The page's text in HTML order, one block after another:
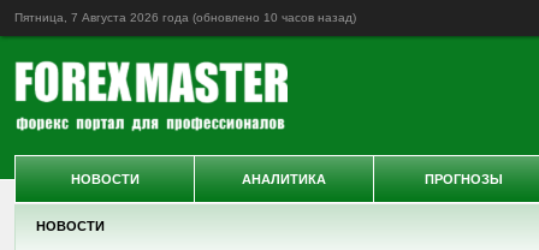
Пятница, 7 Августа 2026 года (обновлено 10 часов назад)
НОВОСТИ
НОВОСТИ АНАЛИТИКА ПРОГНОЗЫ